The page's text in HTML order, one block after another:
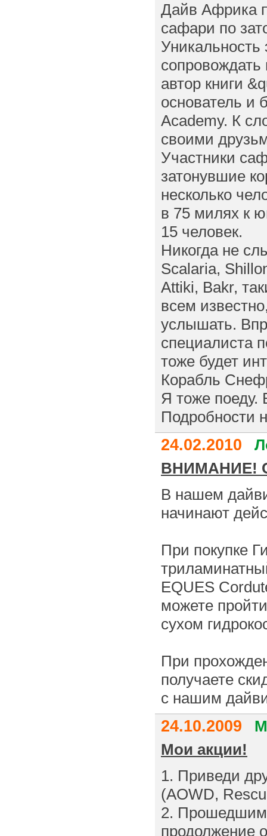
Дайв Африка
сафари по
Уникальность
автор книги
основатель и
Academy. К
своими
Участники
затонувшие
несколько
в 75 милях к
15 человек.
Никогда не
Scalaria,
Attiki, Bakr,
всем
услышать.
специалиста
тоже будет
Корабль
Я тоже поеду.
Подробности
24.02.2010
ВНИМАНИЕ!
В нашем
начинают
При покупке
EQUES
можете
сухом
При
получаете
с нашим
24.10.2009
Мои акции!
1. Приведи
(AOWD,
2. Прошедшим
продолжение